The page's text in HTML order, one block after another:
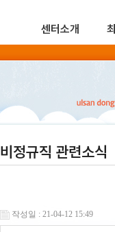
센터소개
비정규직 관련소식
작성일 : 21-04-12 15:49